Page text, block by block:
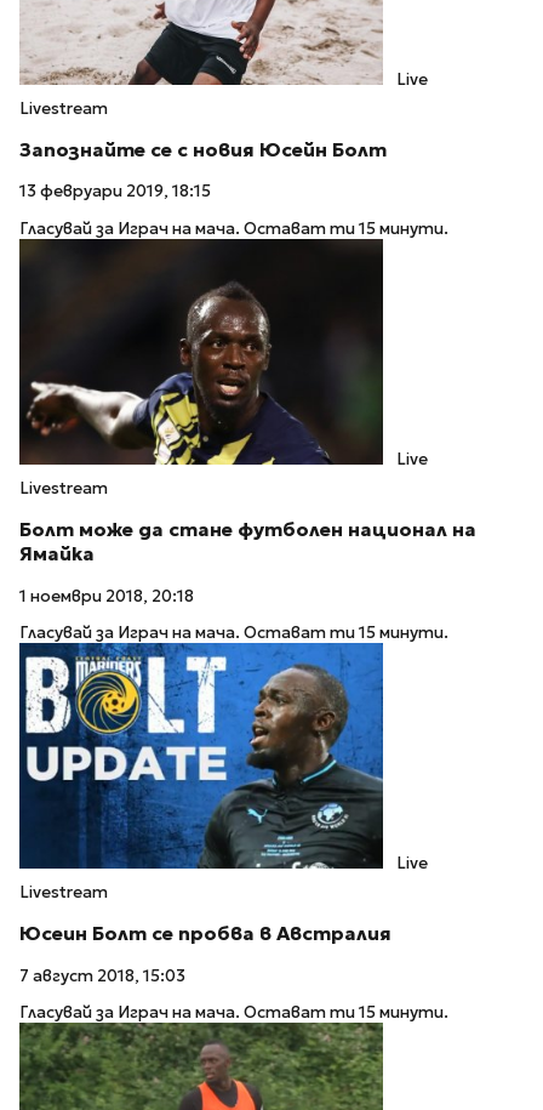
Live
Livestream
Запознайте се с новия Юсейн Болт
13 февруари 2019, 18:15
Гласувай за Играч на мача. Остават ти 15 минути.
Live
Livestream
Болт може да стане футболен национал на
Ямайка
1 ноември 2018, 20:18
Гласувай за Играч на мача. Остават ти 15 минути.
Live
Livestream
Юсеин Болт се пробва в Австралия
7 август 2018, 15:03
Гласувай за Играч на мача. Остават ти 15 минути.